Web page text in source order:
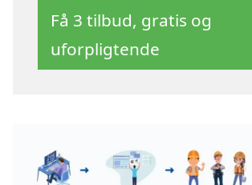
Få 3 tilbud, gratis og
uforpligtende